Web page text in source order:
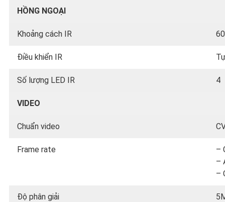
HỒNG NGOẠI
Khoảng cách IR
Điều khiển IR
Số lượng LED IR 4
VIDEO
Chuẩn video
Frame rate
–
–
–
Độ phân giải